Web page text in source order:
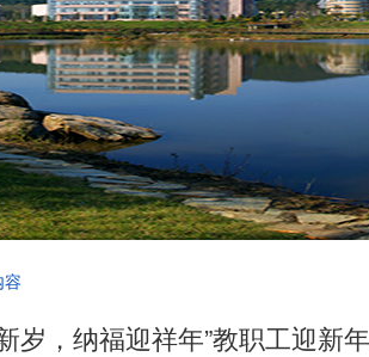
岁，纳福迎祥年”教职工迎新